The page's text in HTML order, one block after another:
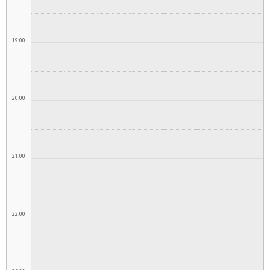
19:00
20:00
21:00
22:00